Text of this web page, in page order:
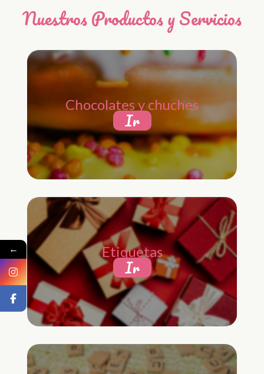
Nuestros Productos y Servicios
Chocolates y chuches
Ir
Etiquetas
Ir
←